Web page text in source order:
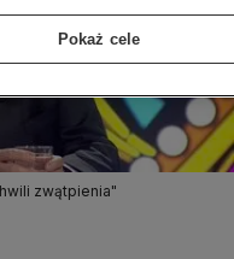
zwątpienia"
Pokaż cele